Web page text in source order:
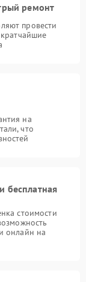
ремонт
провести
на
что
бесплатная
стоимости
онлайн на